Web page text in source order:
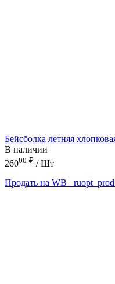
Бейсболка летняя
В наличии
26000 ₽ / Шт
Продать на WB